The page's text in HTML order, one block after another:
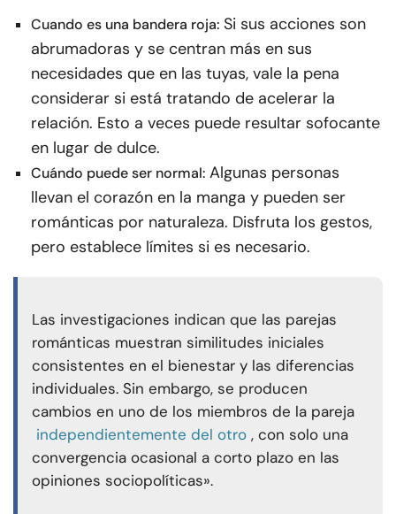
Cuando es una bandera roja: Si sus acciones son
abrumadoras y se centran más en sus
necesidades que en las tuyas, vale la pena
considerar si está tratando de acelerar la
relación. Esto a veces puede resultar sofocante
en lugar de dulce.
Cuándo puede ser normal: Algunas personas
llevan el corazón en la manga y pueden ser
románticas por naturaleza. Disfruta los gestos,
pero establece límites si es necesario.
Las investigaciones indican que las parejas
románticas muestran similitudes iniciales
consistentes en el bienestar y las diferencias
individuales. Sin embargo, se producen
cambios en uno de los miembros de la pareja
independientemente del otro , con solo una
convergencia ocasional a corto plazo en las
opiniones sociopolíticas».